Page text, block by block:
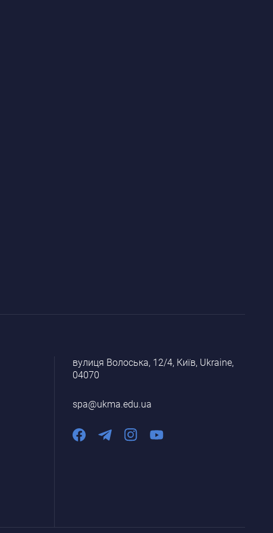
вулиця Волоська, 12/4, Київ, Ukraine,
04070
spa@ukma.edu.ua